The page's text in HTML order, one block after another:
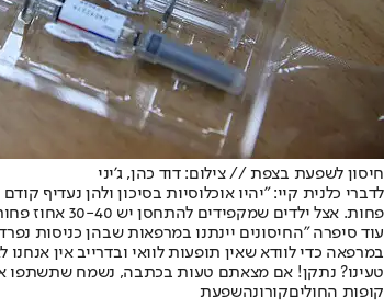
חיסון לשפעת בצפת // צילום: דוד כהן, ג'יני
לדברי כלנית קיי: "יהיו אוכלוסיות בסיכון ולהן
פחות. אצל ילדים שמקפידים להתחסן יש 30-40 אחוז פחות אישפוזים ממי שלא מתחסנים בצורה עקבית".
במרפאה כדי לוודא שאין תופעות לוואי ובדרייב אין אנחנו
טעינו? נתקן! אם מצאתם טעות בכתבה, נשמח שתשתפו
קופות החוליםקורונהשפעת